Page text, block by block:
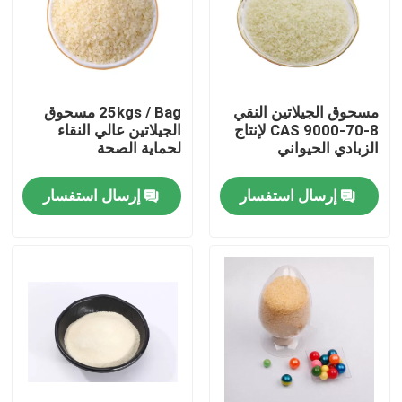
جولة في المصنع
مراقبة الجودة
اطلب اقتباس
مسحوق الجيلاتين الغذاء الصف
مسحوق الجيلاتين الصالحة للأكل
مسحوق الجيلاتين النقي
CAS 9000-70-8 لإنتاج
الزبادي الحيواني
إرسال استفسار
25kgs / Bag مسحوق
الجيلاتين عالي النقاء
لحماية الصحة
إرسال استفسار